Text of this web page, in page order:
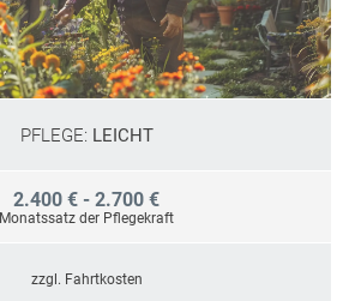
PFLEGE: LEICHT
2.400 € - 2.700 €
Monatssatz der Pflegekraft
zzgl. Fahrtkosten